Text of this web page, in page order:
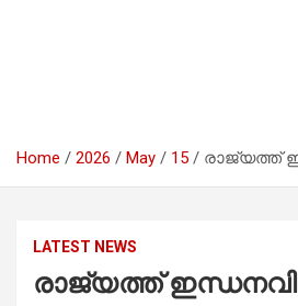
Home 2026 May 15 രാജ്യത്ത്
LATEST NEWS
രാജ്യത്ത്